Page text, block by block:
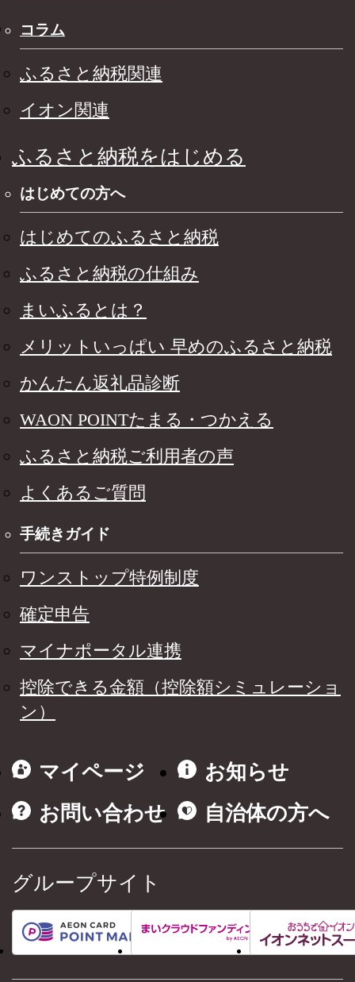
コラム
ふるさと納税関連
イオン関連
ふるさと納税をはじめる
はじめての方へ
はじめてのふるさと納税
ふるさと納税の仕組み
まいふるとは？
メリットいっぱい 早めのふるさと納税
かんたん返礼品診断
WAON POINTたまる・つかえる
ふるさと納税ご利用者の声
よくあるご質問
手続きガイド
ワンストップ特例制度
確定申告
マイナポータル連携
控除できる金額（控除額シミュレーショ
ン）
マイページ
お知らせ
お問い合わせ
自治体の方へ
グループサイト